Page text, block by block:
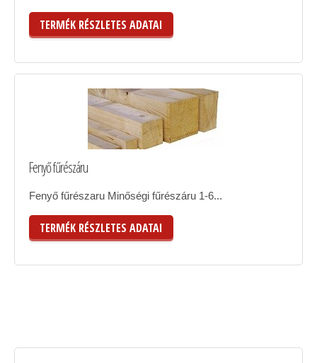
TERMÉK RÉSZLETES ADATAI
Fenyő fűrészáru
Fenyő fűrészaru Minőségi fűrészáru 1-6...
TERMÉK RÉSZLETES ADATAI